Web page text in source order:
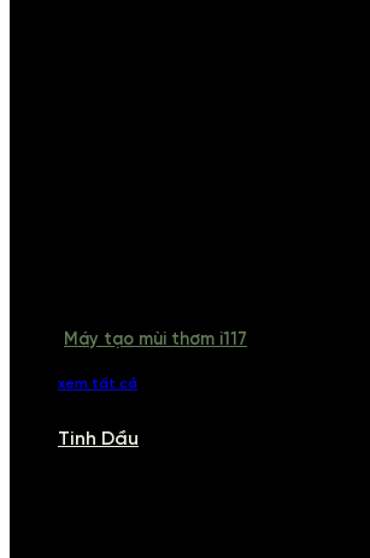
Máy tạo mùi thơm i117
xem tất cả
Tinh Dầu